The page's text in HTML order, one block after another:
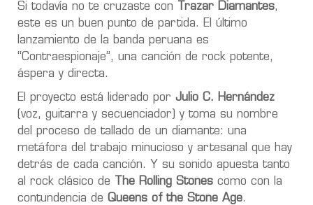
Si todavía no te cruzaste con Trazar Diamantes,
este es un buen punto de partida. El último
lanzamiento de la banda peruana es
“Contraespionaje”, una canción de rock potente,
áspera y directa.
El proyecto está liderado por Julio C. Hernández
(voz, guitarra y secuenciador) y toma su nombre
del proceso de tallado de un diamante: una
metáfora del trabajo minucioso y artesanal que hay
detrás de cada canción. Y su sonido apuesta tanto
al rock clásico de
The Rolling Stones como con la
contundencia de Queens of the Stone Age.